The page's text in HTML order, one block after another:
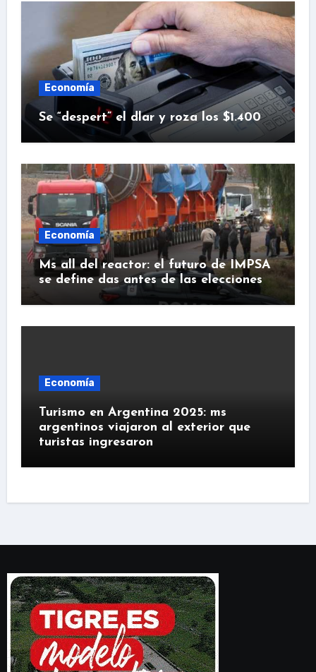
Economía
Se “despert” el dlar y roza los $1.400
Economía
Ms all del reactor: el futuro de IMPSA
se define das antes de las elecciones
Economía
Turismo en Argentina 2025: ms
argentinos viajaron al exterior que
turistas ingresaron